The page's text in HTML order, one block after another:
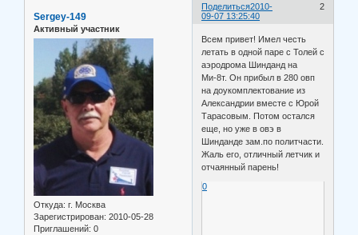
Поделиться 2
2010-
09-07 13:25:40
Sergey-149
Активный участник
Откуда: г. Москва
Зарегистрирован: 2010-05-28
Приглашений: 0
Всем привет! Имел честь
летать в одной паре с Толей с
аэродрома Шинданд на
Ми-8т. Он прибыл в 280 овп
на доукомплектование из
Александрии вместе с Юрой
Тарасовым. Потом остался
еще, но уже в овэ в
Шинданде зам.по политчасти.
Жаль его, отличный летчик и
отчаянный парень!
0